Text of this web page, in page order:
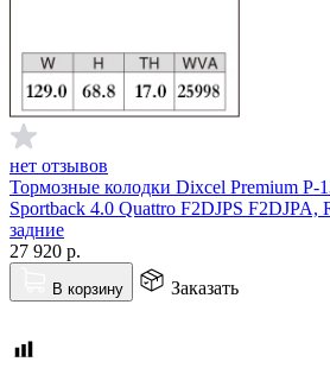
нет отзывов
Тормозные колодки Dixcel Premium P-
Sportback 4.0 Quattro F2DJPS F2DJPA,
задние
27 920 р.
В корзину Заказать